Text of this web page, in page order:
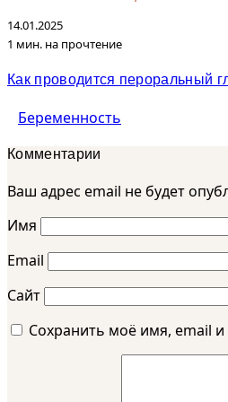
14.01.2025
1 мин. на прочтение
Как проводится пероральный
Беременность
Комментарии
Ваш адрес email не будет
Имя
Email
Сайт
Сохранить моё имя, email